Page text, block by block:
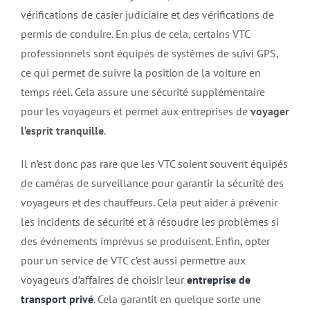
vérifications de casier judiciaire et des vérifications de
permis de conduire. En plus de cela, certains VTC
professionnels sont équipés de systèmes de suivi GPS,
ce qui permet de suivre la position de la voiture en
temps réel. Cela assure une sécurité supplémentaire
pour les voyageurs et permet aux entreprises de voyager
l’esprit tranquille.
Il n’est donc pas rare que les VTC soient souvent équipés
de caméras de surveillance pour garantir la sécurité des
voyageurs et des chauffeurs. Cela peut aider à prévenir
les incidents de sécurité et à résoudre les problèmes si
des événements imprévus se produisent. Enfin, opter
pour un service de VTC c’est aussi permettre aux
voyageurs d’affaires de choisir leurentreprise de
transport privé. Cela garantit en quelque sorte une